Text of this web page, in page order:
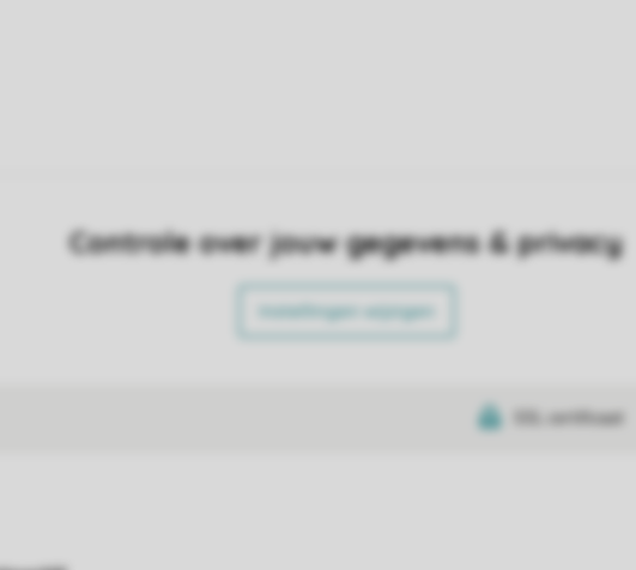
Controle over jouw gegevens & privacy
Instellingen wijzigen
SSL certificaat